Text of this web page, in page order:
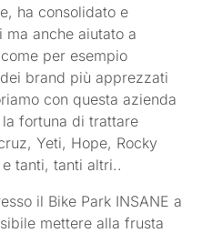
ha consolidato e
anche aiutato a
per esempio
brand più apprezzati
con questa azienda
fortuna di trattare
Yeti, Hope, Rocky
tanti, tanti altri..
il Bike Park INSANE a
mettere alla frusta